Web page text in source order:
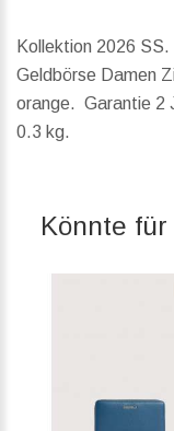
Kollektion 2026
Geldbörse Damen
orange. Garantie 2
0.3 kg.
Könnte